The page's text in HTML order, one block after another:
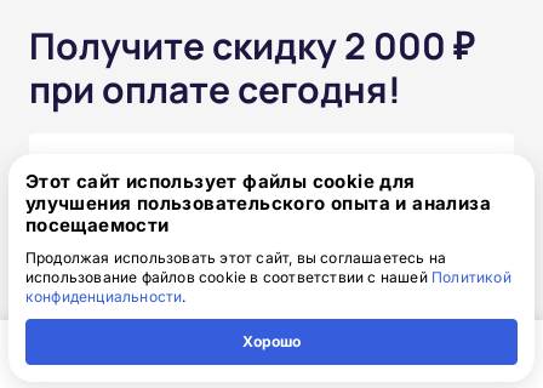
Получите скидку 2 000 ₽
при оплате сегодня!
от 15 850 ₽
Частями без переплат
от 1 320₽/месяц
Этот сайт использует файлы cookie для
улучшения пользовательского опыта и анализа
посещаемости
Продолжая использовать этот сайт, вы соглашаетесь на
использование файлов cookie в соответствии с нашей Политикой
конфиденциальности.
Хорошо